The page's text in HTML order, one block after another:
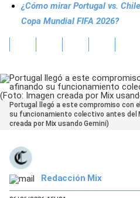
¿Cómo mirar Portugal vs.
Copa Mundial FIFA 2026?
Portugal llegó a este compromiso con
su funcionamiento colectivo antes del
creada por Mix usando Gemini)
Redacción Mix